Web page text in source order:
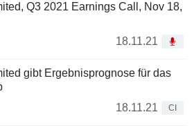
Q3 2021 Earnings Call, Nov 18,
18.11.21
gibt Ergebnisprognose für das
18.11.21
CI